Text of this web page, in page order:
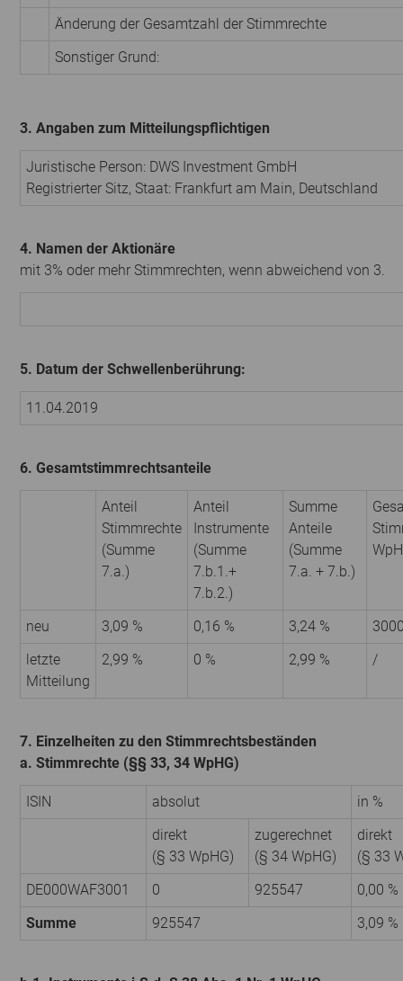
Änderung der Gesamtzahl der Stimmrechte
Sonstiger Grund:
3. Angaben zum Mitteilungspflichtigen
Juristische Person: DWS Investment GmbH
Registrierter Sitz, Staat: Frankfurt am Main, Deutschland
4. Namen der Aktionäre
mit 3% oder mehr Stimmrechten, wenn abweichend von 3.
5. Datum der Schwellenberührung:
11.04.2019
6. Gesamtstimmrechtsanteile
Anteil
Stimmrechte
(Summe
7.a.)
Anteil
Instrumente
(Summe
7.b.1.+
7.b.2.)
Summe
Anteile
(Summe
7.a. + 7.b.)
neu 3,09 % 0,16 % 3,24 %
letzte
Mitteilung
2,99 % 0 % 2,99 % /
7. Einzelheiten zu den Stimmrechtsbeständen
a. Stimmrechte (§§ 33, 34 WpHG)
ISIN absolut
in %
direkt
(§ 33 WpHG)
zugerechnet
(§ 34 WpHG)
direkt
(§ 33
DE000WAF3001
0 925547
0,00 %
Summe
925547 3,09 %